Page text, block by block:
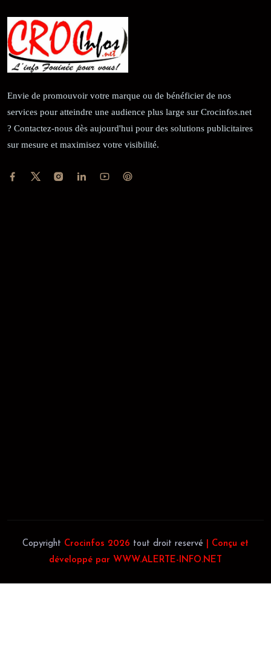
Envie de promouvoir votre marque ou de bénéficier de nos
services pour atteindre une audience plus large sur Crocinfos.net
? Contactez-nous dès aujourd'hui pour des solutions publicitaires
sur mesure et maximisez votre visibilité.
Copyright Crocinfos 2026 tout droit reservé
| Conçu et
développé par WWW.ALERTE-INFO.NET